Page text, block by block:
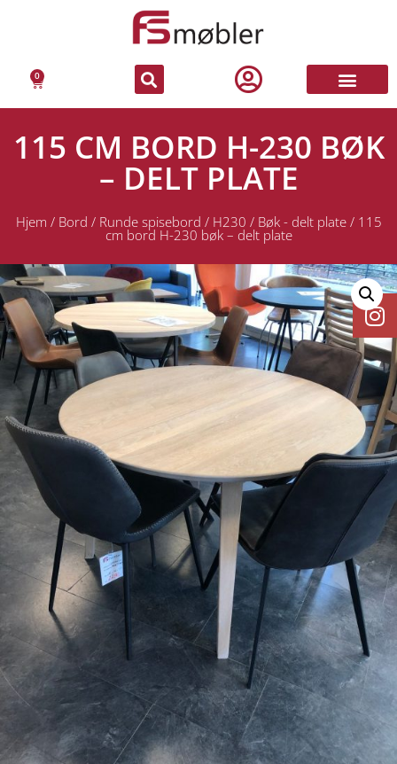
0
115 CM BORD H-230 BØK
– DELT PLATE
Hjem / Bord / Runde spisebord / H230 / Bøk - delt plate/ 115
cm bord H-230 bøk – delt plate